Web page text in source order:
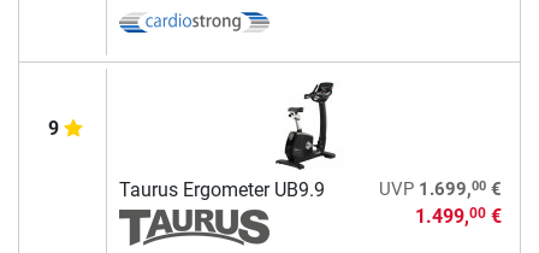
9
Taurus Ergometer UB9.9 UVP 1.699,00€
1.499,00€